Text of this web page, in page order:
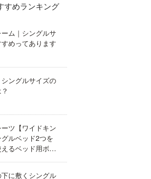
すめランキング
ム｜シングルサ
めってあります
ングルサイズの
ツ【ワイドキン
ルベッド2つを
るベッド用ボッ
に敷くシングル